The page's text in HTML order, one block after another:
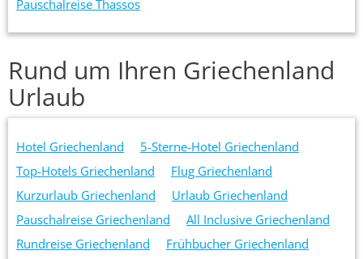
Pauschalreise Thassos
Rund um Ihren Griechenland
Urlaub
Hotel Griechenland
5-Sterne-Hotel Griechenland
Top-Hotels Griechenland
Flug Griechenland
Kurzurlaub Griechenland
Urlaub Griechenland
Pauschalreise Griechenland
All Inclusive Griechenland
Rundreise Griechenland
Frühbucher Griechenland